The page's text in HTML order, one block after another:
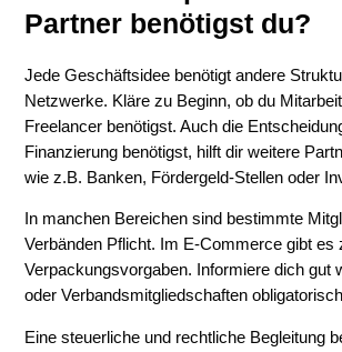
Partner benötigst du?
Jede Geschäftsidee benötigt andere
Netzwerke. Kläre zu Beginn, ob du
Freelancer benötigst. Auch die
Finanzierung benötigst, hilft dir weitere
wie z.B. Banken, Fördergeld-Stellen oder
In manchen Bereichen sind bestimmte
Verbänden Pflicht. Im E-Commerce gibt es
Verpackungsvorgaben. Informiere dich gut
oder Verbandsmitgliedschaften
Eine steuerliche und rechtliche Begleitung